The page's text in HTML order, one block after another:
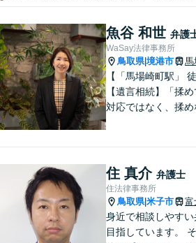
魚谷 和世 弁護
WaSay法律事務所
鳥取県|境港市 馬
【「馬場崎町駅」
【遺言相続】「揉
対応ではなく、揉め
決を目指します。 ど
なことでもお気軽に
ださい。【弁護士
上】
住 真介 弁護士
住法律事務所
鳥取県|米子市 富
身近で相談しやすい
目指しています。